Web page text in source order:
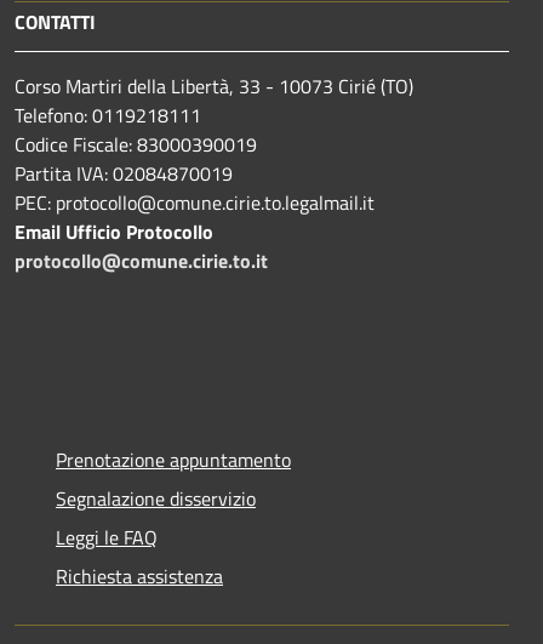
CONTATTI
Corso Martiri della Libertà, 33 - 10073 Cirié (TO)
Telefono: 0119218111
Codice Fiscale: 83000390019
Partita IVA: 02084870019
PEC: protocollo@comune.cirie.to.legalmail.it
Email Ufficio Protocollo
protocollo@comune.cirie.to.it
Prenotazione appuntamento
Segnalazione disservizio
Leggi le FAQ
Richiesta assistenza